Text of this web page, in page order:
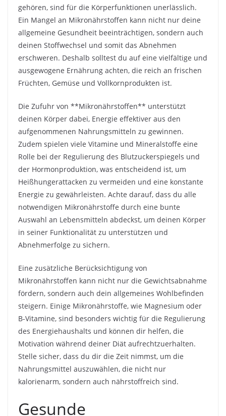
gehören, sind für die Körperfunktionen unerlässlich.
Ein Mangel an Mikronährstoffen kann nicht nur deine
allgemeine Gesundheit beeinträchtigen, sondern auch
deinen Stoffwechsel und somit das Abnehmen
erschweren. Deshalb solltest du auf eine vielfältige und
ausgewogene Ernährung achten, die reich an frischen
Früchten, Gemüse und Vollkornprodukten ist.
Die Zufuhr von **Mikronährstoffen** unterstützt
deinen Körper dabei, Energie effektiver aus den
aufgenommenen Nahrungsmitteln zu gewinnen.
Zudem spielen viele Vitamine und Mineralstoffe eine
Rolle bei der Regulierung des Blutzuckerspiegels und
der Hormonproduktion, was entscheidend ist, um
Heißhungerattacken zu vermeiden und eine konstante
Energie zu gewährleisten. Achte darauf, dass du alle
notwendigen Mikronährstoffe durch eine bunte
Auswahl an Lebensmitteln abdeckst, um deinen Körper
in seiner Funktionalität zu unterstützen und
Abnehmerfolge zu sichern.
Eine zusätzliche Berücksichtigung von
Mikronährstoffen kann nicht nur die Gewichtsabnahme
fördern, sondern auch dein allgemeines Wohlbefinden
steigern. Einige Mikronährstoffe, wie Magnesium oder
B-Vitamine, sind besonders wichtig für die Regulierung
des Energiehaushalts und können dir helfen, die
Motivation während deiner Diät aufrechtzuerhalten.
Stelle sicher, dass du dir die Zeit nimmst, um die
Nahrungsmittel auszuwählen, die nicht nur
kalorienarm, sondern auch nährstoffreich sind.
Gesunde